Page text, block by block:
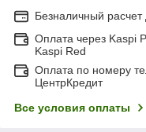
Безналичный
Оплата через Kaspi
Kaspi Red
Оплата по номеру
ЦентрКредит
Все условия оплаты